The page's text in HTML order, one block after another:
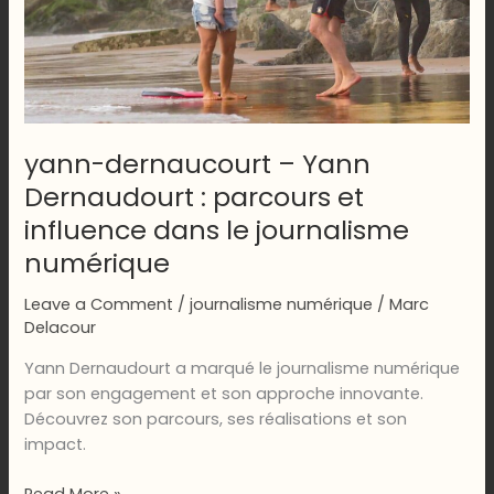
yann-dernaucourt – Yann
Dernaudourt : parcours et
influence dans le journalisme
numérique
Leave a Comment /journalisme numérique /Marc
Delacour
Yann Dernaudourt a marqué le journalisme numérique
par son engagement et son approche innovante.
Découvrez son parcours, ses réalisations et son
impact.